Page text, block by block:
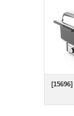
[15696]